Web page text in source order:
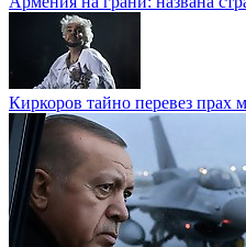
Киркоров тайно перевез